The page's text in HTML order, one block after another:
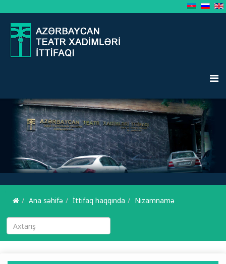
Ana səhifə İttifaq haqqında Nizamnamə